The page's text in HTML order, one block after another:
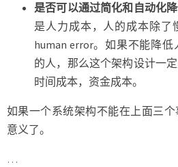
是否可以通过简化和自动化
是人力成本，人的成本除了
human error。如果不能降
的人，那么这个架构设计一
时间成本，资金成本。
如果一个系统架构不能在上面三
意义了。
…